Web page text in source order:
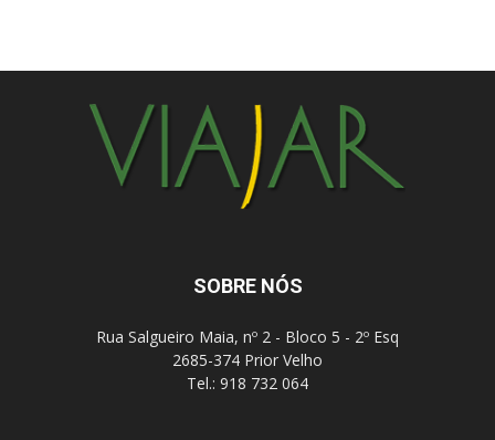
SOBRE NÓS
Rua Salgueiro Maia, nº 2 - Bloco 5 - 2º Esq
2685-374 Prior Velho
Tel.: 918 732 064